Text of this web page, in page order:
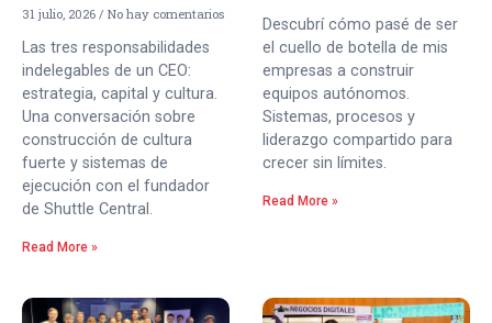
31 julio, 2026 No hay comentarios
Las tres responsabilidades
indelegables de un CEO:
estrategia, capital y cultura.
Una conversación sobre
construcción de cultura
fuerte y sistemas de
ejecución con el fundador
de Shuttle Central.
Read More »
Descubrí cómo pasé de ser
el cuello de botella de mis
empresas a construir
equipos autónomos.
Sistemas, procesos y
liderazgo compartido para
crecer sin límites.
Read More »